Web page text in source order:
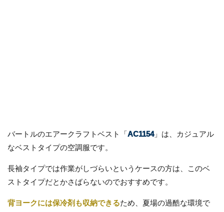
バートルのエアークラフトベスト「AC1154」は、カジュアル
なベストタイプの空調服です。
長袖タイプでは作業がしづらいというケースの方は、このベ
ストタイプだとかさばらないのでおすすめです。
背ヨークには保冷剤も収納できるため、夏場の過酷な環境で